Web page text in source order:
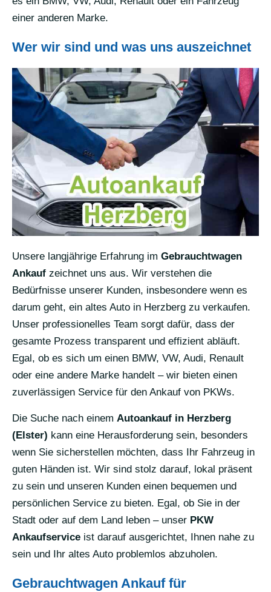
einer anderen Marke.
Wer wir sind und was uns auszeichnet
Unsere langjährige Erfahrung im Gebrauchtwagen
Ankauf zeichnet uns aus. Wir verstehen die
Bedürfnisse unserer Kunden, insbesondere wenn es
darum geht, ein altes Auto in Herzberg zu verkaufen.
Unser professionelles Team sorgt dafür, dass der
gesamte Prozess transparent und effizient abläuft.
Egal, ob es sich um einen BMW, VW, Audi, Renault
oder eine andere Marke handelt – wir bieten einen
zuverlässigen Service für den Ankauf von PKWs.
Die Suche nach einem Autoankauf in Herzberg
(Elster) kann eine Herausforderung sein, besonders
wenn Sie sicherstellen möchten, dass Ihr Fahrzeug in
guten Händen ist. Wir sind stolz darauf, lokal präsent
zu sein und unseren Kunden einen bequemen und
persönlichen Service zu bieten. Egal, ob Sie in der
Stadt oder auf dem Land leben – unser PKW
Ankaufservice ist darauf ausgerichtet, Ihnen nahe zu
sein und Ihr altes Auto problemlos abzuholen.
Gebrauchtwagen Ankauf für